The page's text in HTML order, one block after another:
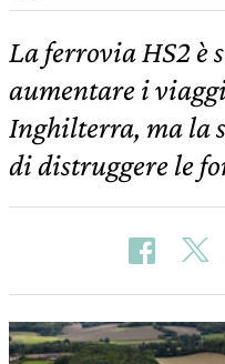
La ferrovia HS2 è
aumentare i
Inghilterra, ma la
di distruggere le